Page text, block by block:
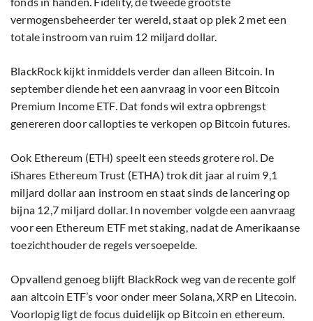
vermogensbeheerder ter wereld, staat op plek 2 met een
totale instroom van ruim 12 miljard dollar.
BlackRock kijkt inmiddels verder dan alleen Bitcoin. In
september diende het een aanvraag in voor een Bitcoin
Premium Income ETF. Dat fonds wil extra opbrengst
genereren door callopties te verkopen op Bitcoin futures.
Ook Ethereum (ETH) speelt een steeds grotere rol. De
iShares Ethereum Trust (ETHA) trok dit jaar al ruim 9,1
miljard dollar aan instroom en staat sinds de lancering op
bijna 12,7 miljard dollar. In november volgde een aanvraag
voor een Ethereum ETF met staking, nadat de Amerikaanse
toezichthouder de regels versoepelde.
Opvallend genoeg blijft BlackRock weg van de recente golf
aan altcoin ETF’s voor onder meer Solana, XRP en Litecoin.
Voorlopig ligt de focus duidelijk op Bitcoin en ethereum.